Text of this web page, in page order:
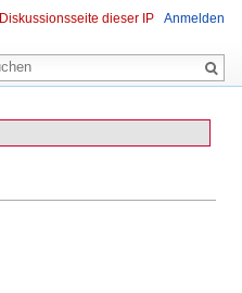
Diskussionsseite dieser IP Anmelden